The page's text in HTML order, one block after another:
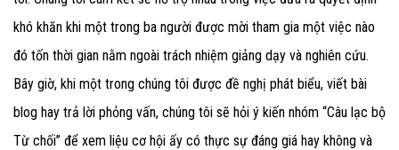
khó khăn khi một trong ba người được mời tham gia một việc nào
đó tốn thời gian nằm ngoài trách nhiệm giảng dạy và nghiên cứu.
Bây giờ, khi một trong chúng tôi được đề nghị phát biểu, viết bài
blog hay trả lời phỏng vấn, chúng tôi sẽ hỏi ý kiến nhóm “Câu lạc bộ
Từ chối” để xem liệu cơ hội ấy có thực sự đáng giá hay không và